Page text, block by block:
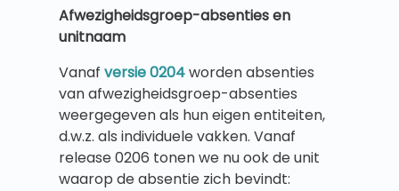
Afwezigheidsgroep-absenties en
unitnaam
Vanaf versie 0204worden absenties
van afwezigheidsgroep-absenties
weergegeven als hun eigen entiteiten,
d.w.z. als individuele vakken. Vanaf
release 0206 tonen we nu ook de unit
waarop de absentie zich bevindt: